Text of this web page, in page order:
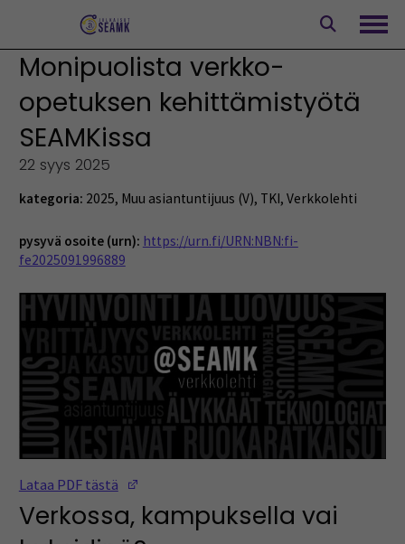
Monipuolista verkko-
opetuksen kehittämistyötä
SEAMKissa
22 syys 2025
kategoria: 2025, Muu asiantuntijuus (V), TKI, Verkkolehti
pysyvä osoite (urn): https://urn.fi/URN:NBN:fi-
fe2025091996889
Lataa PDF tästä
Verkossa, kampuksella vai